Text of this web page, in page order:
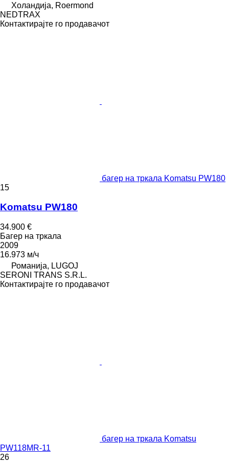
Холандија, Roermond
NEDTRAX
Контактирајте го продавачот
багер на тркала Komatsu PW180
15
Komatsu PW180
34.900 €
Багер на тркала
2009
16.973 м/ч
Романија, LUGOJ
SERONI TRANS S.R.L.
Контактирајте го продавачот
багер на тркала Komatsu
PW118MR-11
26